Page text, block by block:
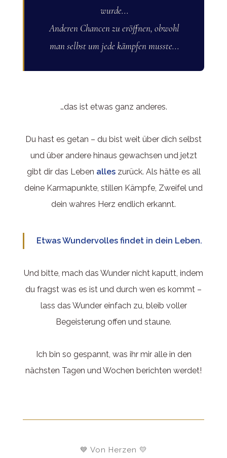
wurde...
Anderen Chancen zu eröffnen, obwohl
man selbst um jede kämpfen musste...
…das ist etwas ganz anderes.
Du hast es getan – du bist weit über dich selbst
und über andere hinaus gewachsen und jetzt
gibt dir das Leben alleszurück. Als hätte es all
deine Karmapunkte, stillen Kämpfe, Zweifel und
dein wahres Herz endlich erkannt.
Etwas Wundervolles findet in dein Leben.
Und bitte, mach das Wunder nicht kaputt, indem
du fragst was es ist und durch wen es kommt –
lass das Wunder einfach zu, bleib voller
Begeisterung offen und staune.
Ich bin so gespannt, was ihr mir alle in den
nächsten Tagen und Wochen berichten werdet!
💙 Von Herzen 💛